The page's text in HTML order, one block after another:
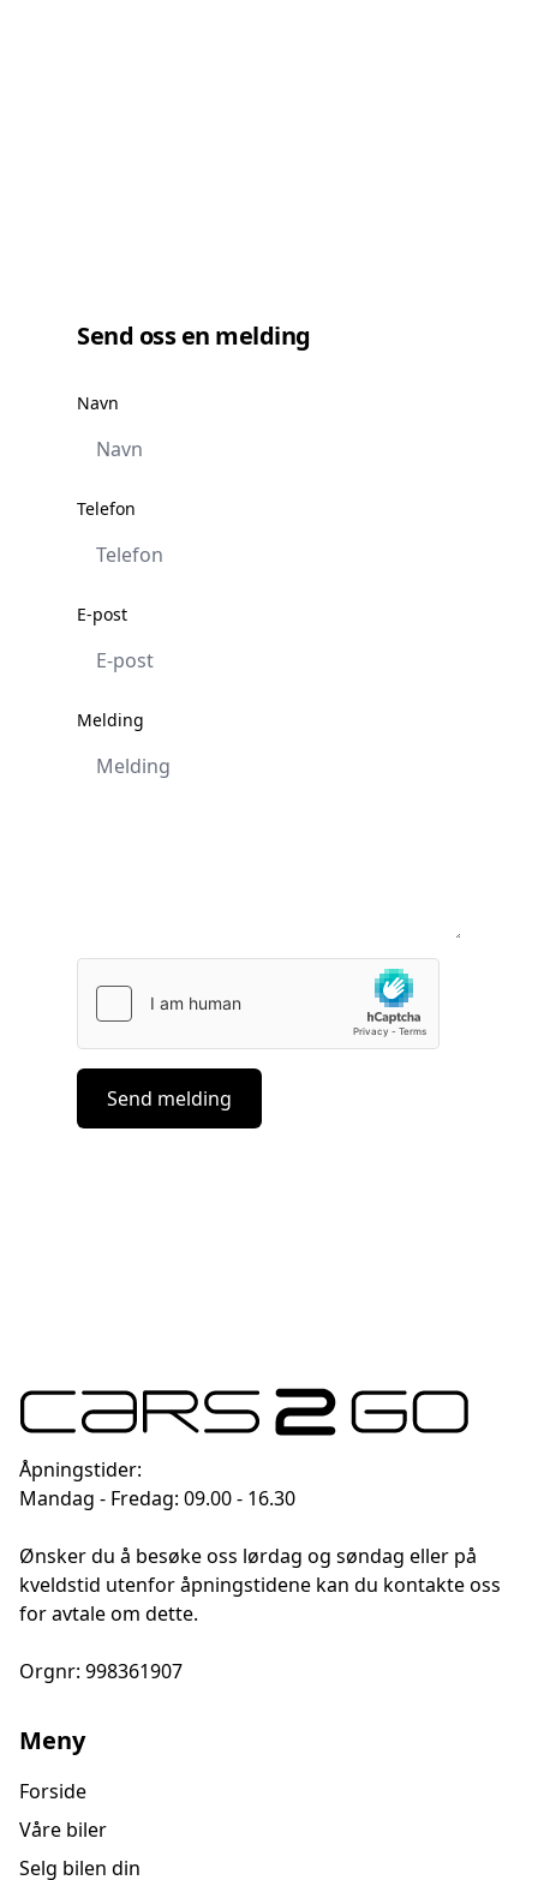
Send oss en melding
Navn
Telefon
E-post
Melding
Send melding
Åpningstider:
Mandag - Fredag: 09.00 - 16.30
Ønsker du å besøke oss lørdag og søndag eller på
kveldstid utenfor åpningstidene kan du kontakte oss
for avtale om dette.
Orgnr: 998361907
Meny
Forside
Våre biler
Selg bilen din